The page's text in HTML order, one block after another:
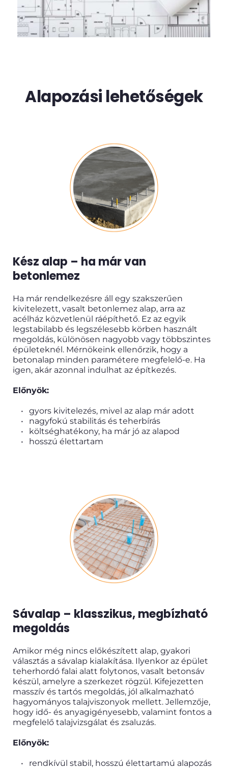
Alapozási lehetőségek
Kész alap – ha már van
betonlemez
Ha már rendelkezésre áll egy szakszerűen
kivitelezett, vasalt betonlemez alap, arra az
acélház közvetlenül ráépíthető. Ez az egyik
legstabilabb és legszélesebb körben használt
megoldás, különösen nagyobb vagy többszintes
épületeknél. Mérnökeink ellenőrzik, hogy a
betonalap minden paramétere megfelelő-e. Ha
igen, akár azonnal indulhat az építkezés.
Előnyök:
gyors kivitelezés, mivel az alap már adott
nagyfokú stabilitás és teherbírás
költséghatékony, ha már jó az alapod
hosszú élettartam
Sávalap – klasszikus, megbízható
megoldás
Amikor még nincs előkészített alap, gyakori
választás a sávalap kialakítása. Ilyenkor az épület
teherhordó falai alatt folytonos, vasalt betonsáv
készül, amelyre a szerkezet rögzül. Kifejezetten
masszív és tartós megoldás, jól alkalmazható
hagyományos talajviszonyok mellett. Jellemzője,
hogy idő- és anyagigényesebb, valamint fontos a
megfelelő talajvizsgálat és zsaluzás.
Előnyök:
rendkívül stabil, hosszú élettartamú alapozás